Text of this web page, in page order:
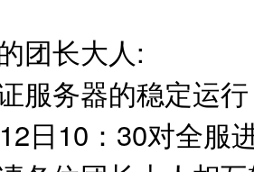
团长大人:
服务器的稳定运
日10：30对全服